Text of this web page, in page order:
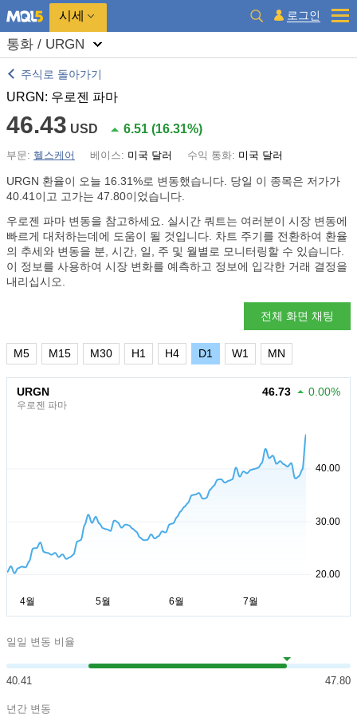
시세 로그인
통화 / URGN
주식로 돌아가기
URGN: 우로젠 파마
46.43 USD 6.51 (16.31%)
부문: 헬스케어 베이스: 미국 달러 수익 통화: 미국 달러
URGN 환율이 오늘 16.31%로 변동했습니다. 당일 이 종목은 저가가
40.41이고 고가는 47.80이었습니다.
우로젠 파마 변동을 참고하세요. 실시간 쿼트는 여러분이 시장 변동에
빠르게 대처하는데에 도움이 될 것입니다. 차트 주기를 전환하여 환율
의 추세와 변동을 분, 시간, 일, 주 및 월별로 모니터링할 수 있습니다.
이 정보를 사용하여 시장 변화를 예측하고 정보에 입각한 거래 결정을
내리십시오.
전체 화면 채팅
M5 M15 M30 H1 H4 D1 W1 MN
URGN
우로젠 파마
46.73 0.00%
일일 변동 비율
40.41 47.80
년간 변동